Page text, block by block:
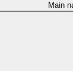
Main